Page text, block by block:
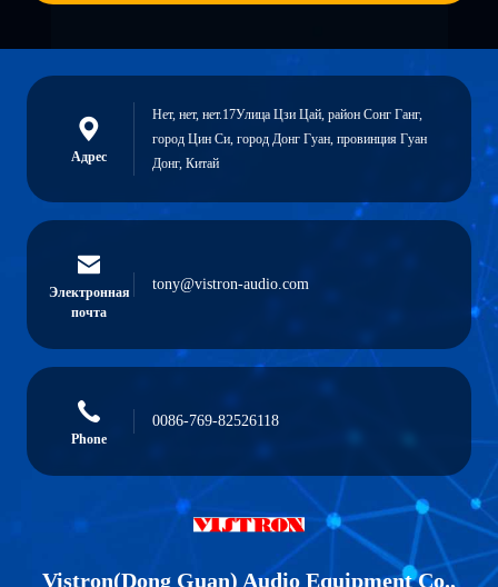
Адрес
Нет, нет, нет.17Улица Цзи Цай, район Сонг Ганг,
город Цин Си, город Донг Гуан, провинция Гуан
Донг, Китай
Электронная
почта
tony@vistron-audio.com
Phone
0086-769-82526118
Vistron(Dong Guan) Audio Equipment Co.,